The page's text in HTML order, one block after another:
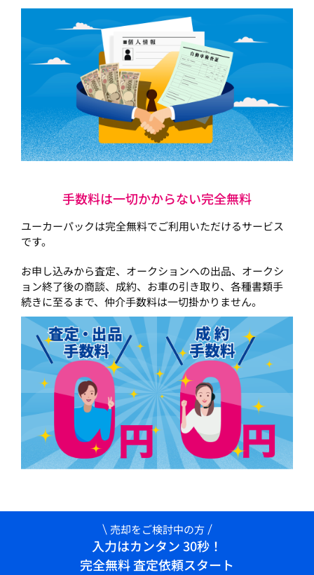
手数料は一切かからない完全無料
ユーカーパックは完全無料でご利用いただけるサービス
です。
お申し込みから査定、オークションへの出品、オークシ
ョン終了後の商談、成約、お車の引き取り、各種書類手
続きに至るまで、仲介手数料は一切掛かりません。
売却をご検討中の方
入力はカンタン 30秒！
完全無料 査定依頼スタート